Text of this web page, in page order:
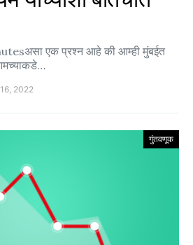
एक प्रश्न आहे की आम्ही मुंबईत
2022
गुंतवणूक